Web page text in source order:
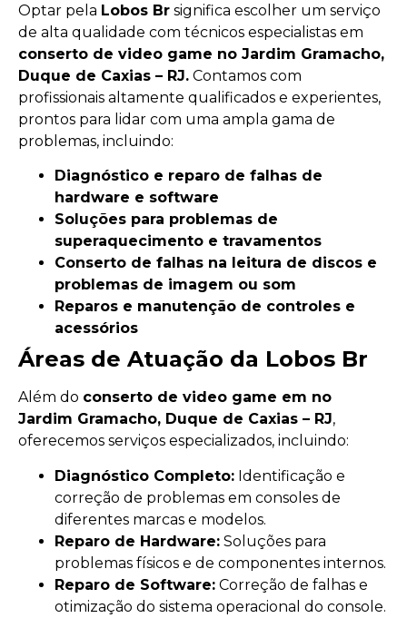
Optar pela Lobos Br significa escolher um serviço
de alta qualidade com técnicos especialistas em
conserto de video game no Jardim Gramacho,
Duque de Caxias – RJ. Contamos com
profissionais altamente qualificados e experientes,
prontos para lidar com uma ampla gama de
problemas, incluindo:
Diagnóstico e reparo de falhas de
hardware e software
Soluções para problemas de
superaquecimento e travamentos
Conserto de falhas na leitura de discos e
problemas de imagem ou som
Reparos e manutenção de controles e
acessórios
Áreas de Atuação da Lobos Br
Além do conserto de video game em no
Jardim Gramacho, Duque de Caxias – RJ,
oferecemos serviços especializados, incluindo:
Diagnóstico Completo: Identificação e
correção de problemas em consoles de
diferentes marcas e modelos.
Reparo de Hardware: Soluções para
problemas físicos e de componentes internos.
Reparo de Software: Correção de falhas e
otimização do sistema operacional do console.